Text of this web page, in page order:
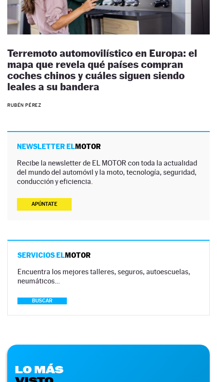
Terremoto automovilístico en Europa: el
mapa que revela qué países compran
coches chinos y cuáles siguen siendo
leales a su bandera
RUBÉN PÉREZ
NEWSLETTER ELMOTOR
Recibe la newsletter de EL MOTOR con toda la actualidad
del mundo del automóvil y la moto, tecnología, seguridad,
conducción y eficiencia.
APÚNTATE
SERVICIOS ELMOTOR
Encuentra los mejores talleres, seguros, autoescuelas,
neumáticos…
BUSCAR
LO MÁS